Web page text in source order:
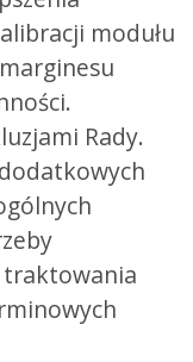
modułu
Rady.
traktowania